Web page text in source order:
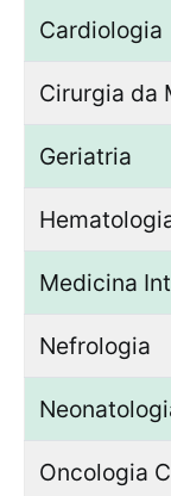
Cardiologia
Cirurgia da
Geriatria
Medicina
Nefrologia
Oncologia